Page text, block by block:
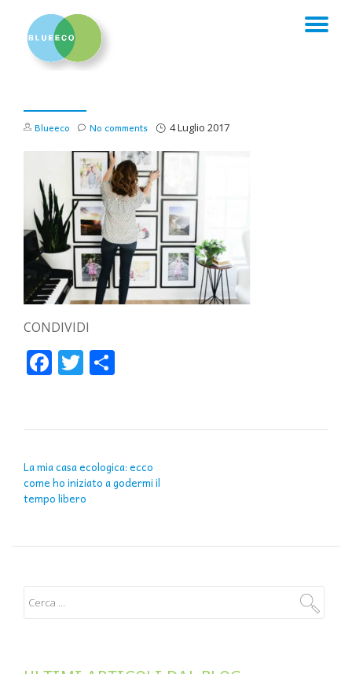
Blueeco 4 Luglio 2017
No comments
CONDIVIDI
FacebookTwitter
La mia casa ecologica: ecco
come ho iniziato a godermi il
tempo libero